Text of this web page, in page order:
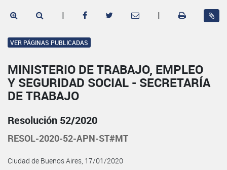
| |
VER PÁGINAS PUBLICADAS
MINISTERIO DE TRABAJO, EMPLEO
Y SEGURIDAD SOCIAL - SECRETARÍA
DE TRABAJO
Resolución 52/2020
RESOL-2020-52-APN-ST#MT
Ciudad de Buenos Aires, 17/01/2020